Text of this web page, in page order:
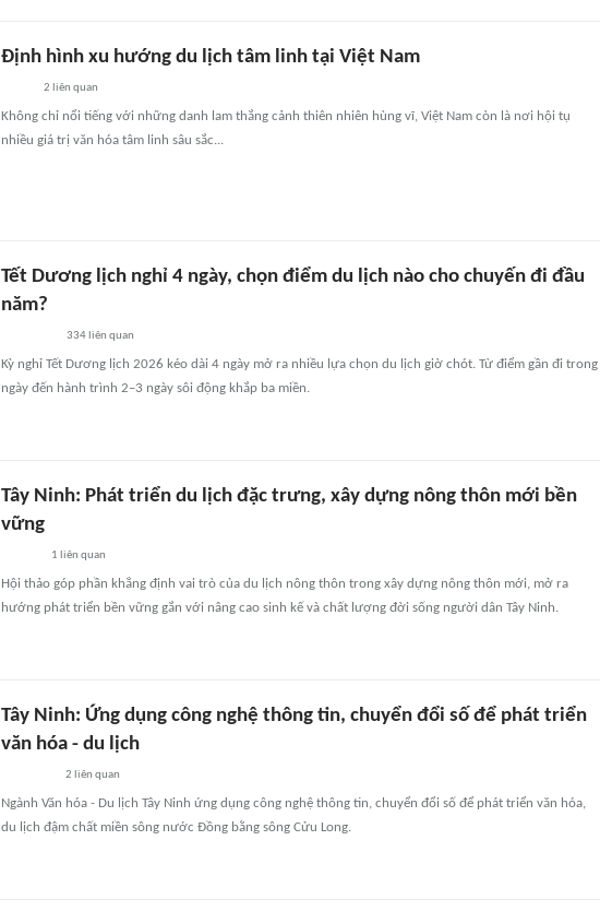
Định hình xu hướng du lịch tâm linh tại Việt Nam
2 liên quan
Không chỉ nổi tiếng với những danh lam thắng cảnh thiên nhiên hùng vĩ, Việt Nam còn là nơi hội tụ
nhiều giá trị văn hóa tâm linh sâu sắc...
Tết Dương lịch nghỉ 4 ngày, chọn điểm du lịch nào cho chuyến đi đầu
năm?
334 liên quan
Kỳ nghỉ Tết Dương lịch 2026 kéo dài 4 ngày mở ra nhiều lựa chọn du lịch giờ chót. Từ điểm gần đi trong
ngày đến hành trình 2–3 ngày sôi động khắp ba miền.
Tây Ninh: Phát triển du lịch đặc trưng, xây dựng nông thôn mới bền
vững
1 liên quan
Hội thảo góp phần khẳng định vai trò của du lịch nông thôn trong xây dựng nông thôn mới, mở ra
hướng phát triển bền vững gắn với nâng cao sinh kế và chất lượng đời sống người dân Tây Ninh.
Tây Ninh: Ứng dụng công nghệ thông tin, chuyển đổi số để phát triển
văn hóa - du lịch
2 liên quan
Ngành Văn hóa - Du lịch Tây Ninh ứng dụng công nghệ thông tin, chuyển đổi số để phát triển văn hóa,
du lịch đậm chất miền sông nước Đồng bằng sông Cửu Long.